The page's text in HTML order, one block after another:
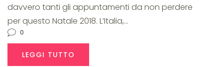
davvero tanti gli appuntamenti da non perdere
per questo Natale 2018. L’Italia,…
0
LEGGI TUTTO